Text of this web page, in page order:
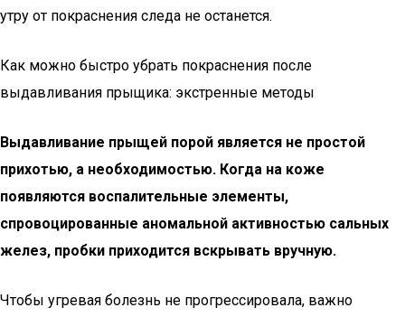
утру от покраснения следа не останется.
Как можно быстро убрать покраснения после
выдавливания прыщика: экстренные методы
Выдавливание прыщей порой является не простой
прихотью, а необходимостью. Когда на коже
появляются воспалительные элементы,
спровоцированные аномальной активностью сальных
желез, пробки приходится вскрывать вручную.
Чтобы угревая болезнь не прогрессировала, важно